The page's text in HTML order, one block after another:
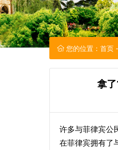
您的位置： 首页 -
拿
许多与菲律宾公
在菲律宾拥有了